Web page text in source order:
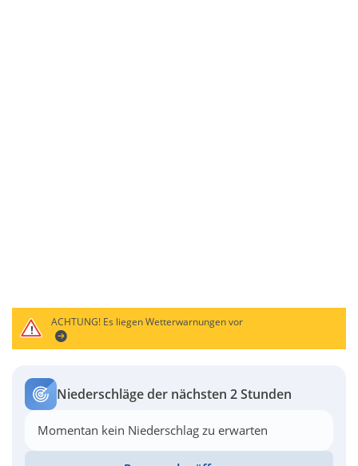
ACHTUNG!Es liegen Wetterwarnungen vor
Niederschläge der nächsten 2 Stunden
Momentan kein Niederschlag zu erwarten